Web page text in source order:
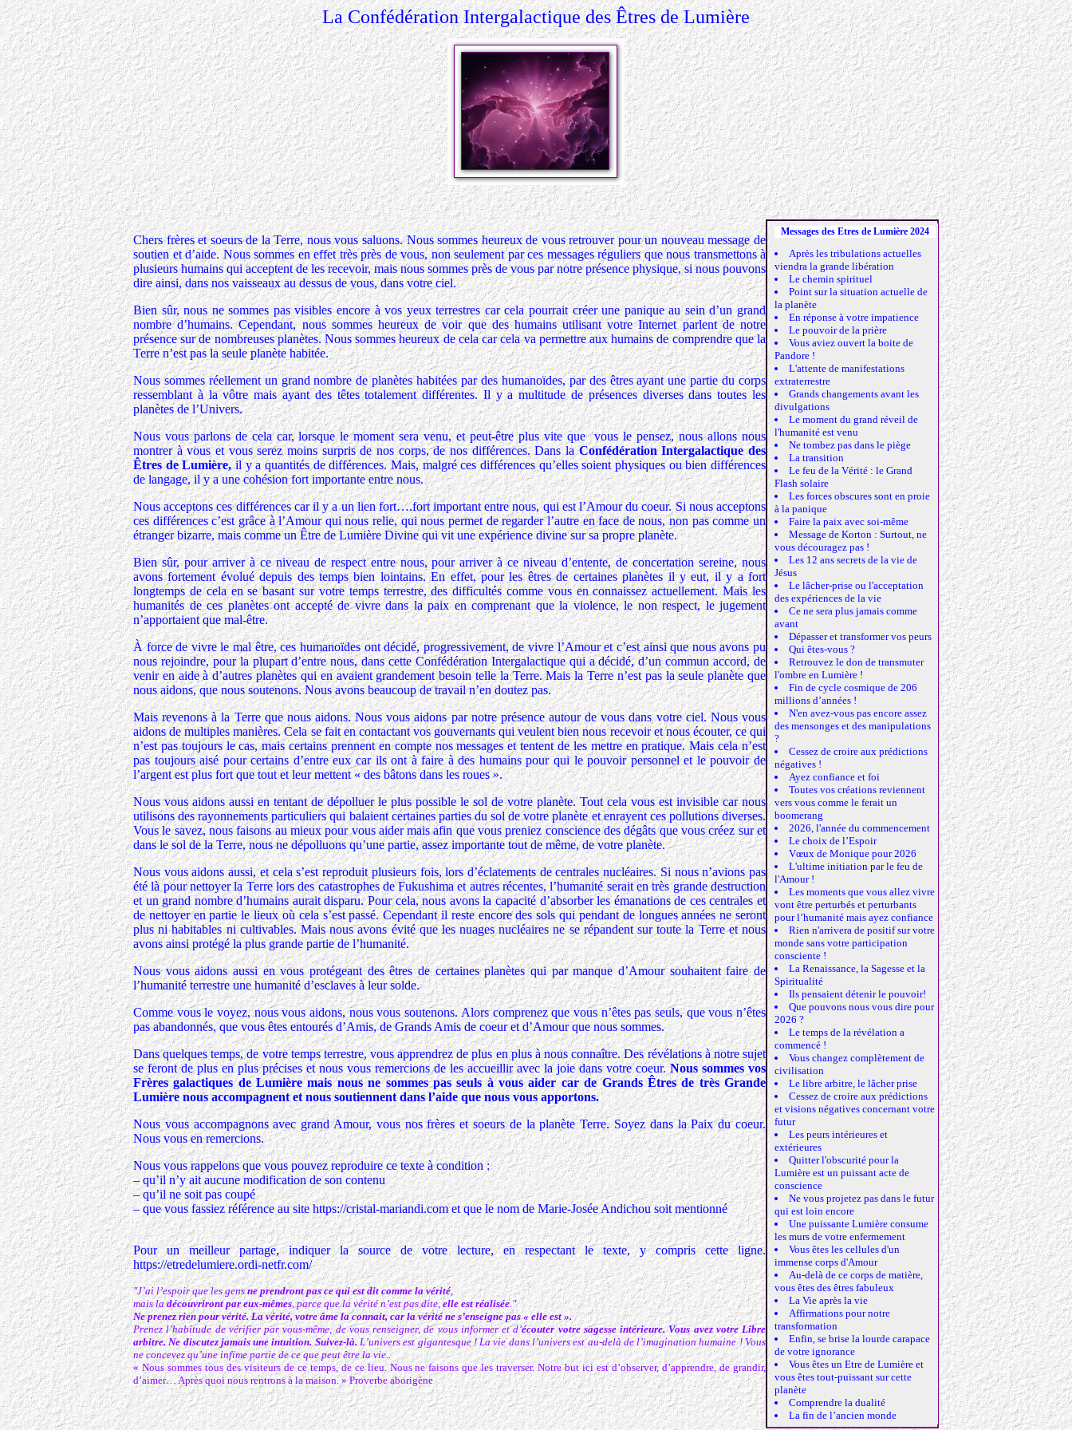
La Confédération Intergalactique des Êtres de Lumière
Chers frères et soeurs de la Terre, nous vous saluons. Nous sommes heureux de vous retrouver pour un nouveau message de
soutien et d’aide. Nous sommes en effet très près de vous, non seulement par ces messages réguliers que nous transmettons à
plusieurs humains qui acceptent de les recevoir, mais nous sommes près de vous par notre présence physique, si nous pouvons
dire ainsi, dans nos vaisseaux au dessus de vous, dans votre ciel.
Bien sûr, nous ne sommes pas visibles encore à vos yeux terrestres car cela pourrait créer une panique au sein d’un grand
nombre d’humains. Cependant, nous sommes heureux de voir que des humains utilisant votre Internet parlent de notre
présence sur de nombreuses planètes. Nous sommes heureux de cela car cela va permettre aux humains de comprendre que la
Terre n’est pas la seule planète habitée.
Nous sommes réellement un grand nombre de planètes habitées par des humanoïdes, par des êtres ayant une partie du corps
ressemblant à la vôtre mais ayant des têtes totalement différentes. Il y a multitude de présences diverses dans toutes les
planètes de l’Univers.
Nous vous parlons de cela car, lorsque le moment sera venu, et peut-être plus vite que vous le pensez, nous allons nous
montrer à vous et vous serez moins surpris de nos corps, de nos différences. Dans laConfédération Intergalactique des
Êtres de Lumière,il y a quantités de différences. Mais, malgré ces différences qu’elles soient physiques ou bien différences
de langage, il y a une cohésion fort importante entre nous.
Nous acceptons ces différences car il y a un lien fort….fort important entre nous, qui est l’Amour du coeur. Si nous acceptons
ces différences c’est grâce à l’Amour qui nous relie, qui nous permet de regarder l’autre en face de nous, non pas comme un
étranger bizarre, mais comme un Être de Lumière Divine qui vit une expérience divine sur sa propre planète.
Bien sûr, pour arriver à ce niveau de respect entre nous, pour arriver à ce niveau d’entente, de concertation sereine, nous
avons fortement évolué depuis des temps bien lointains. En effet, pour les êtres de certaines planètes il y eut, il y a fort
longtemps de cela en se basant sur votre temps terrestre, des difficultés comme vous en connaissez actuellement. Mais les
humanités de ces planètes ont accepté de vivre dans la paix en comprenant que la violence, le non respect, le jugement
n’apportaient que mal-être.
À force de vivre le mal être, ces humanoïdes ont décidé, progressivement, de vivre l’Amour et c’est ainsi que nous avons pu
nous rejoindre, pour la plupart d’entre nous, dans cette Confédération Intergalactique qui a décidé, d’un commun accord, de
venir en aide à d’autres planètes qui en avaient grandement besoin telle la Terre. Mais la Terre n’est pas la seule planète que
nous aidons, que nous soutenons. Nous avons beaucoup de travail n’en doutez pas.
Mais revenons à la Terre que nous aidons. Nous vous aidons par notre présence autour de vous dans votre ciel. Nous vous
aidons de multiples manières. Cela se fait en contactant vos gouvernants qui veulent bien nous recevoir et nous écouter, ce qui
n’est pas toujours le cas, mais certains prennent en compte nos messages et tentent de les mettre en pratique. Mais cela n’est
pas toujours aisé pour certains d’entre eux car ils ont à faire à des humains pour qui le pouvoir personnel et le pouvoir de
l’argent est plus fort que tout et leur mettent « des bâtons dans les roues ».
Nous vous aidons aussi en tentant de dépolluer le plus possible le sol de votre planète. Tout cela vous est invisible car nous
utilisons des rayonnements particuliers qui balaient certaines parties du sol de votre planète et enrayent ces pollutions diverses.
Vous le savez, nous faisons au mieux pour vous aider mais afin que vous preniez conscience des dégâts que vous créez sur et
dans le sol de la Terre, nous ne dépolluons qu’une partie, assez importante tout de même, de votre planète.
Nous vous aidons aussi, et cela s’est reproduit plusieurs fois, lors d’éclatements de centrales nucléaires. Si nous n’avions pas
été là pour nettoyer la Terre lors des catastrophes de Fukushima et autres récentes, l’humanité serait en très grande destruction
et un grand nombre d’humains aurait disparu. Pour cela, nous avons la capacité d’absorber les émanations de ces centrales et
de nettoyer en partie le lieux où cela s’est passé. Cependant il reste encore des sols qui pendant de longues années ne seront
plus ni habitables ni cultivables. Mais nous avons évité que les nuages nucléaires ne se répandent sur toute la Terre et nous
avons ainsi protégé la plus grande partie de l’humanité.
Nous vous aidons aussi en vous protégeant des êtres de certaines planètes qui par manque d’Amour souhaitent faire de
l’humanité terrestre une humanité d’esclaves à leur solde.
Comme vous le voyez, nous vous aidons, nous vous soutenons. Alors comprenez que vous n’êtes pas seuls, que vous n’êtes
pas abandonnés, que vous êtes entourés d’Amis, de Grands Amis de coeur et d’Amour que nous sommes.
Dans quelques temps, de votre temps terrestre, vous apprendrez de plus en plus à nous connaître. Des révélations à notre sujet
se feront de plus en plus précises et nous vous remercions de les accueillir avec la joie dans votre coeur.Nous sommes vos
Frères galactiques de Lumière mais nous ne sommes pas seuls à vous aider car de Grands Êtres de très Grande
Lumière nous accompagnent et nous soutiennent dans l’aide que nous vous apportons.
Nous vous accompagnons avec grand Amour, vous nos frères et soeurs de la planète Terre. Soyez dans la Paix du coeur.
Nous vous en remercions.
Nous vous rappelons que vous pouvez reproduire ce texte à condition :
– qu’il n’y ait aucune modification de son contenu
– qu’il ne soit pas coupé
– que vous fassiez référence au site https://cristal-mariandi.com et que le nom de Marie-Josée Andichou soit mentionné
Pour un meilleur partage, indiquer la source de votre lecture, en respectant le texte, y compris cette ligne.
https://etredelumiere.ordi-netfr.com/
"J’ai l’espoir que les gensne prendront pas ce qui est dit comme la vérité,
mais ladécouvriront par eux-mêmes, parce que la vérité n’est pas dite,elle est réalisée ."
Ne prenez rien pour vérité.La vérité, votre âme la connait, car la vérité ne s’enseigne pas « elle est ».
Prenez l’habitude de vérifier par vous-même, de vous renseigner, de vous informer et d’écouter votre sagesse intérieure. Vous avez votre Libre
arbitre. Ne discutez jamais une intuition. Suivez-là. L’univers est gigantesque ! La vie dans l’univers est au-delà de l’imagination humaine ! Vous
ne concevez qu’une infime partie de ce que peut être la vie..
« Nous sommes tous des visiteurs de ce temps, de ce lieu. Nous ne faisons que les traverser. Notre but ici est d’observer, d’apprendre, de grandir,
d’aimer… Après quoi nous rentrons à la maison. » Proverbe aborigène
Messages des Etres de Lumière 2024
Après les tribulations actuelles
viendra la grande libération
Le chemin spirituel
Point sur la situation actuelle de
la planète
En réponse à votre impatience
Le pouvoir de la prière
Vous aviez ouvert la boite de
Pandore !
L'attente de manifestations
extraterrestre
Grands changements avant les
divulgations
Le moment du grand réveil de
l'humanité est venu
Ne tombez pas dans le piège
La transition
Le feu de la Vérité : le Grand
Flash solaire
Les forces obscures sont en proie
à la panique
Faire la paix avec soi-même
Message de Korton : Surtout, ne
vous découragez pas !
Les 12 ans secrets de la vie de
Jésus
Le lâcher-prise ou l'acceptation
des expériences de la vie
Ce ne sera plus jamais comme
avant
Dépasser et transformer vos peurs
Qui êtes-vous ?
Retrouvez le don de transmuter
l'ombre en Lumière !
Fin de cycle cosmique de 206
millions d’années !
N'en avez-vous pas encore assez
des mensonges et des manipulations
?
Cessez de croire aux prédictions
négatives !
Ayez confiance et foi
Toutes vos créations reviennent
vers vous comme le ferait un
boomerang
2026, l'année du commencement
Le choix de l’Espoir
Vœux de Monique pour 2026
L'ultime initiation par le feu de
l'Amour !
Les moments que vous allez vivre
vont être perturbés et perturbants
pour l’humanité mais ayez confiance
Rien n'arrivera de positif sur votre
monde sans votre participation
consciente !
La Renaissance, la Sagesse et la
Spiritualité
Ils pensaient détenir le pouvoir!
Que pouvons nous vous dire pour
2026 ?
Le temps de la révélation a
commencé !
Vous changez complètement de
civilisation
Le libre arbitre, le lâcher prise
Cessez de croire aux prédictions
et visions négatives concernant votre
futur
Les peurs intérieures et
extérieures
Quitter l'obscurité pour la
Lumière est un puissant acte de
conscience
Ne vous projetez pas dans le futur
qui est loin encore
Une puissante Lumière consume
les murs de votre enfermement
Vous êtes les cellules d'un
immense corps d'Amour
Au-delà de ce corps de matière,
vous êtes des êtres fabuleux
La Vie après la vie
Affirmations pour notre
transformation
Enfin, se brise la lourde carapace
de votre ignorance
Vous êtes un Etre de Lumière et
vous êtes tout-puissant sur cette
planète
Comprendre la dualité
La fin de l’ancien monde